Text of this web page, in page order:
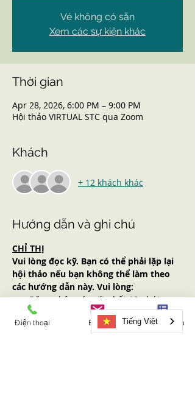
Vé không có sẵn
Xem các sự kiện khác
Thời gian
Apr 28, 2026, 6:00 PM – 9:00 PM
Hội thảo VIRTUAL STC qua Zoom
Khách
+ 12 khách khác
Hướng dẫn và ghi chú
CHỈ THỊ
Vui lòng đọc kỹ. Bạn có thể phải lặp lại
hội thảo nếu bạn không thể làm theo
các hướng dẫn này. Vui lòng:
Đăng nhập sớm (ít nhất 10 phút
trước giờ bắt đầu). Không ai sẽ được
nhận sau thời gian bắt đầu.
Điện thoại Email Mẫu yêu cầu
Tiếng Việt